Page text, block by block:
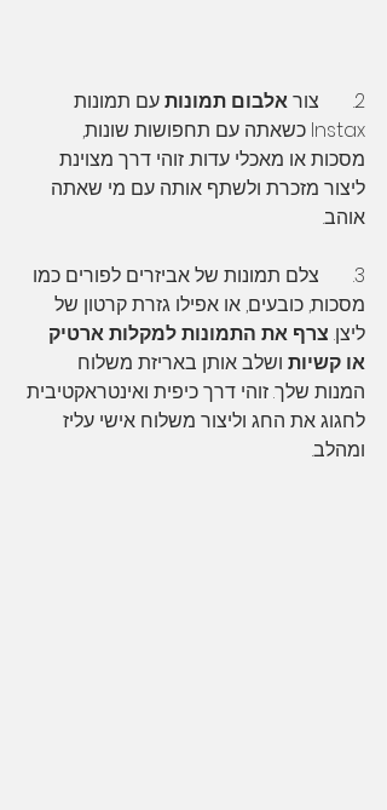
2.       צור אלבום תמונות עם תמונות
Instax כשאתה עם תחפושות שונות,
מסכות או מאכלי עדות. זוהי דרך מצוינת
ליצור מזכרת ולשתף אותה עם מי שאתה
אוהב.
3.       צלם תמונות של אביזרים לפורים כמו
מסכות, כובעים, או אפילו גזרת קרטון של
ליצן. צרף את התמונות למקלות ארטיק
או קשיות ושלב אותן באריזת משלוח
המנות שלך. זוהי דרך כיפית ואינטראקטיבית
לחגוג את החג וליצור משלוח אישי עליז
ומהלב.